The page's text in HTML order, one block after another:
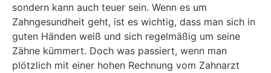
sondern kann auch teuer sein. Wenn es um
Zahngesundheit geht, ist es wichtig, dass man sich in
guten Händen weiß und sich regelmäßig um seine
Zähne kümmert. Doch was passiert, wenn man
plötzlich mit einer hohen Rechnung vom Zahnarzt